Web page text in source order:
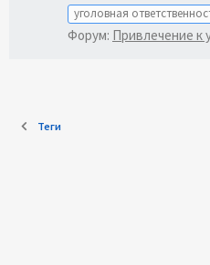
уголовная
Форум: Привлечение к
Теги